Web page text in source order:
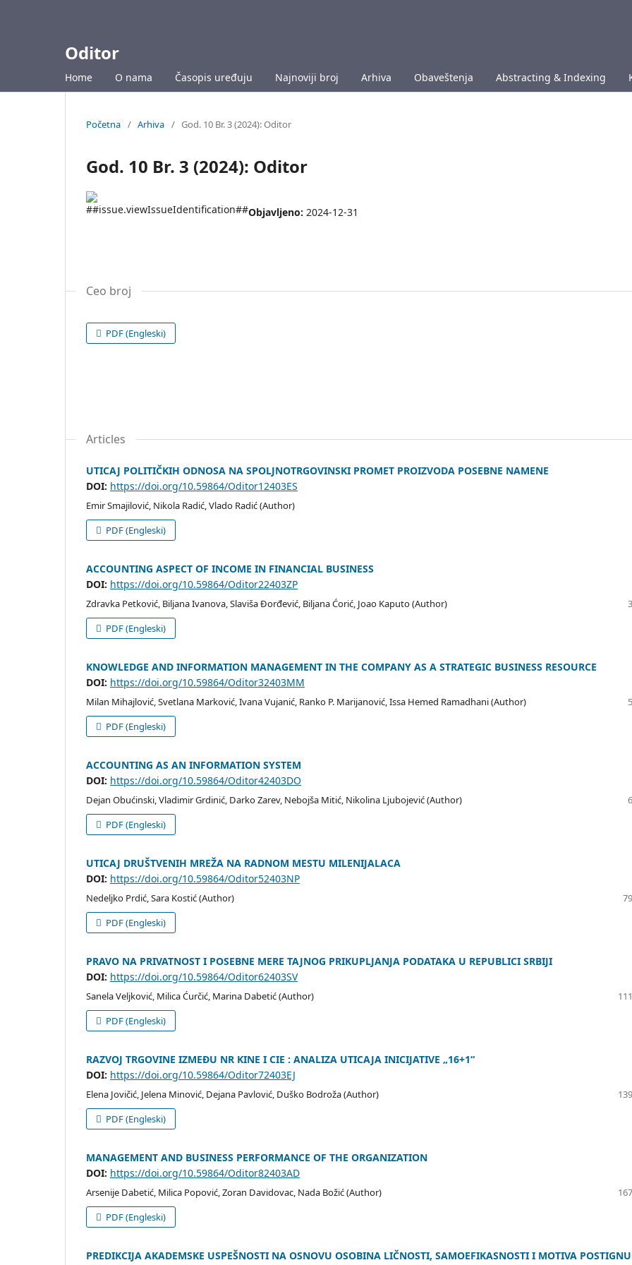
Oditor
Home O nama Časopis uređuju Najnoviji broj Arhiva Obaveštenja Abstracting & Indexing
Početna / Arhiva / God. 10 Br. 3 (2024): Oditor
God. 10 Br. 3 (2024): Oditor
Objavljeno: 2024-12-31
Ceo broj
PDF (Engleski)
Articles
UTICAJ POLITIČKIH ODNOSA NA SPOLJNOTRGOVINSKI PROMET PROIZVODA POSEBNE NAMENE
DOI: https://doi.org/10.59864/Oditor12403ES
Emir Smajilović, Nikola Radić, Vlado Radić (Author)
PDF (Engleski)
ACCOUNTING ASPECT OF INCOME IN FINANCIAL BUSINESS
DOI: https://doi.org/10.59864/Oditor22403ZP
Zdravka Petković, Biljana Ivanova, Slaviša Đorđević, Biljana Ćorić, Joao Kaputo (Author)
PDF (Engleski)
KNOWLEDGE AND INFORMATION MANAGEMENT IN THE COMPANY AS A STRATEGIC BUSINESS RESOURCE
DOI: https://doi.org/10.59864/Oditor32403MM
Milan Mihajlović, Svetlana Marković, Ivana Vujanić, Ranko P. Marijanović, Issa Hemed Ramadhani (Author)
PDF (Engleski)
ACCOUNTING AS AN INFORMATION SYSTEM
DOI: https://doi.org/10.59864/Oditor42403DO
Dejan Obućinski, Vladimir Grdinić, Darko Zarev, Nebojša Mitić, Nikolina Ljubojević (Author)
PDF (Engleski)
UTICAJ DRUŠTVENIH MREŽA NA RADNOM MESTU MILENIJALACA
DOI: https://doi.org/10.59864/Oditor52403NP
Nedeljko Prdić, Sara Kostić (Author)
PDF (Engleski)
PRAVO NA PRIVATNOST I POSEBNE MERE TAJNOG PRIKUPLJANJA PODATAKA U REPUBLICI SRBIJI
DOI: https://doi.org/10.59864/Oditor62403SV
Sanela Veljković, Milica Ćurčić, Marina Dabetić (Author)
PDF (Engleski)
RAZVOJ TRGOVINE IZMEĐU NR KINE I CIE : ANALIZA UTICAJA INICIJATIVE „16+1“
DOI: https://doi.org/10.59864/Oditor72403EJ
Elena Jovičić, Jelena Minović, Dejana Pavlović, Duško Bodroža (Author)
PDF (Engleski)
MANAGEMENT AND BUSINESS PERFORMANCE OF THE ORGANIZATION
DOI: https://doi.org/10.59864/Oditor82403AD
Arsenije Dabetić, Milica Popović, Zoran Davidovac, Nada Božić (Author)
PDF (Engleski)
PREDIKCIJA AKADEMSKE USPEŠNOSTI NA OSNOVU OSOBINA LIČNOSTI, SAMOEFIKASNOSTI I MOTIVA